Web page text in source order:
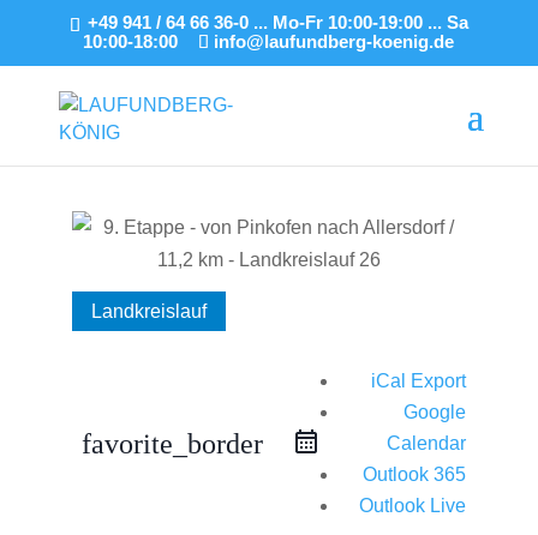
+49 941 / 64 66 36-0 ... Mo-Fr 10:00-19:00 ... Sa
10:00-18:00
info@laufundberg-koenig.de
Landkreislauf
favorite_border
iCal Export
Google
Calendar
Outlook 365
Outlook Live